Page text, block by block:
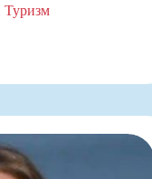
Туризм